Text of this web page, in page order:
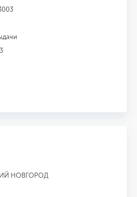
3
НОВГОРОД